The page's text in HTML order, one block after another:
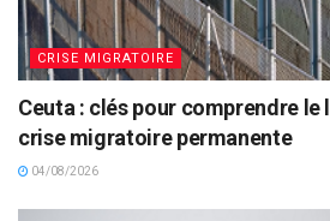
CRISE MIGRATOIRE
Ceuta : clés pour comprendre le
crise migratoire permanente
04/08/2026